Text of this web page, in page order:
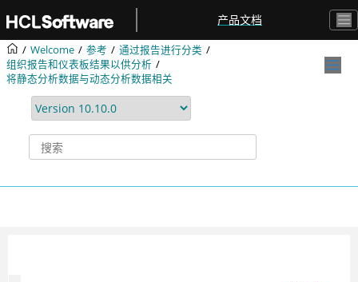
产品文档
Welcome 参考
通过报告进行分类
组织报告和仪表板结果以供分析
将静态分析数据与动态分析数据相关